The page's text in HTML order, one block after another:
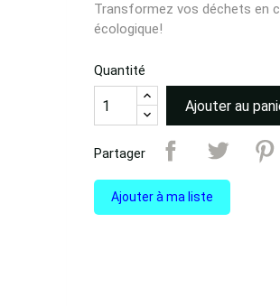
Transformez vos déchets en
écologique!
Quantité
Ajouter au
Partager
Ajouter à ma liste